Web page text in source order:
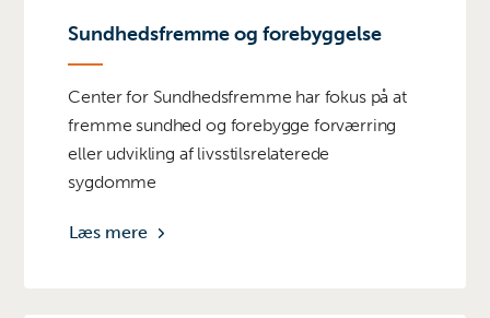
Sundhedsfremme og forebyggelse
Center for Sundhedsfremme har fokus på at
fremme sundhed og forebygge forværring
eller udvikling af livsstilsrelaterede
sygdomme
Læs mere